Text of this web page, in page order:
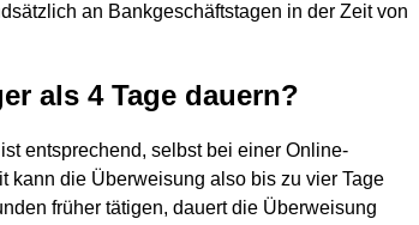
an Bankgeschäftstagen in der Zeit von
als 4 Tage dauern?
entsprechend, selbst bei einer Online-
kann die Überweisung also bis zu vier Tage
früher tätigen, dauert die Überweisung